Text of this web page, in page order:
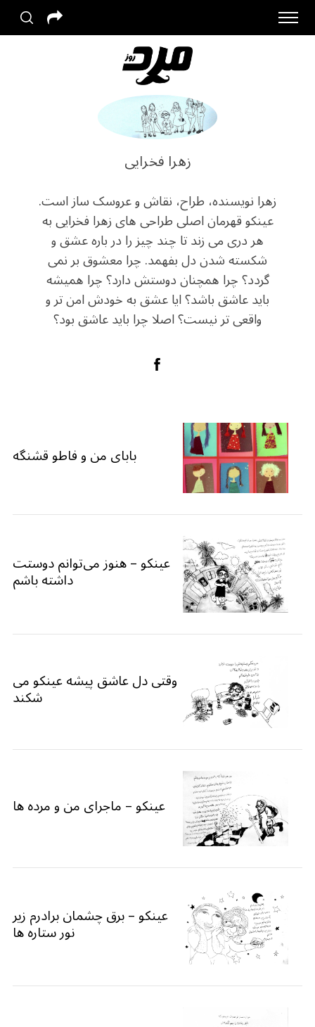
زهرا فخرایی
زهرا نویسنده، طراح، نقاش و عروسک ساز است.
عینکو قهرمان اصلی طراحی های زهرا فخرایی به
هر دری می زند تا چند چیز را در باره عشق و
شکسته شدن دل بفهمد. چرا معشوق بر نمی
گردد؟ چرا همچنان دوستش دارد؟ چرا همیشه
باید عاشق باشد؟ ایا عشق به خودش امن تر و
واقعی تر نیست؟ اصلا چرا باید عاشق بود؟
بابای من و فاطو قشنگه
عینکو – هنوز می‌توانم دوستت
داشته باشم
وقتی دل عاشق پیشه عینکو می
شکند
عینکو – ماجرای من و مرده ها
عینکو – برق چشمان برادرم زیر
نور ستاره ها